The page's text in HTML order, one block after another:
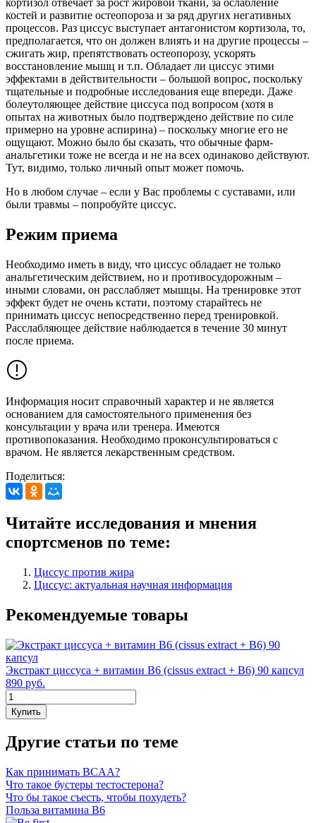
кортизол отвечает за рост жировой ткани, за ослабление
костей и развитие остеопороза и за ряд других негативных
процессов. Раз циссус выступает антагонистом кортизола, то,
предполагается, что он должен влиять и на другие процессы –
сжигать жир, препятствовать остеопорозу, ускорять
восстановление мышц и т.п. Обладает ли циссус этими
эффектами в действительности – большой вопрос, поскольку
тщательные и подробные исследования еще впереди. Даже
болеутоляющее действие циссуса под вопросом (хотя в
опытах на животных было подтверждено действие по силе
примерно на уровне аспирина) – поскольку многие его не
ощущают. Можно было бы сказать, что обычные фарм-
анальгетики тоже не всегда и не на всех одинаково действуют.
Тут, видимо, только личный опыт может помочь.
Но в любом случае – если у Вас проблемы с суставами, или
были травмы – попробуйте циссус.
Режим приема
Необходимо иметь в виду, что циссус обладает не только
анальгетическим действием, но и противосудорожным –
иными словами, он расслабляет мышцы. На тренировке этот
эффект будет не очень кстати, поэтому старайтесь не
принимать циссус непосредственно перед тренировкой.
Расслабляющее действие наблюдается в течение 30 минут
после приема.
Информация носит справочный характер и не является
основанием для самостоятельного применения без
консультации у врача или тренера. Имеются
противопоказания. Необходимо проконсультироваться с
врачом. Не является лекарственным средством.
Поделиться:
Читайте исследования и мнения
спортсменов по теме:
Циссус против жира
Циссус: актуальная научная информация
Рекомендуемые товары
Экстракт циссуса + витамин В6 (cissus extract + B6) 90 капсул
890 руб.
Купить
Другие статьи по теме
Как принимать BCAA?
Что такое бустеры тестостерона?
Что бы такое съесть, чтобы похудеть?
Польза витамина B6